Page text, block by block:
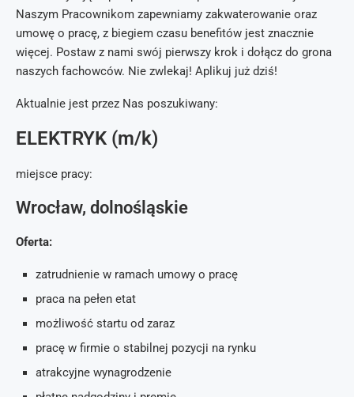
Naszym Pracownikom zapewniamy zakwaterowanie oraz
umowę o pracę, z biegiem czasu benefitów jest znacznie
więcej. Postaw z nami swój pierwszy krok i dołącz do grona
naszych fachowców. Nie zwlekaj! Aplikuj już dziś!
Aktualnie jest przez Nas poszukiwany:
ELEKTRYK (m/k)
miejsce pracy:
Wrocław, dolnośląskie
Oferta:
zatrudnienie w ramach umowy o pracę
praca na pełen etat
możliwość startu od zaraz
pracę w firmie o stabilnej pozycji na rynku
atrakcyjne wynagrodzenie